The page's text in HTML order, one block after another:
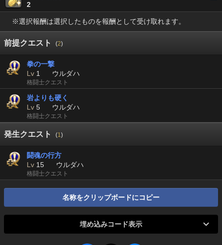
2
※選択報酬は選択したものを報酬として受け取れます。
前提クエスト (2)
拳の一撃
Lv 1 ウルダハ
格闘士クエスト
岩よりも硬く
Lv 5 ウルダハ
格闘士クエスト
発生クエスト (1)
闘魂の行方
Lv 15 ウルダハ
格闘士クエスト
名称をクリップボードにコピー
埋め込みコード表示